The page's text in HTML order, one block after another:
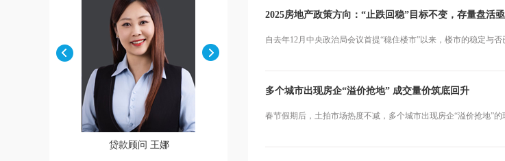
贷款顾问 王娜
2025房地产政策方向：“止跌回稳”目标不变，存量盘活
自去年12月中央政治局会议首提“稳住楼市”以来，楼市的稳定与否
多个城市出现房企“溢价抢地” 成交量价筑底回升
春节假期后，土拍市场热度不减，多个城市出现房企“溢价抢地”的